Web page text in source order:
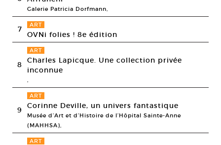
Galerie Patricia Dorfmann,
7 ART
OVNi folies ! 8e édition
8
ART
Charles Lapicque. Une collection privée
inconnue
,
9
ART
Corinne Deville, un univers fantastique
Musée d’Art et d’Histoire de l’Hôpital Sainte-Anne
(MAHHSA),
ART